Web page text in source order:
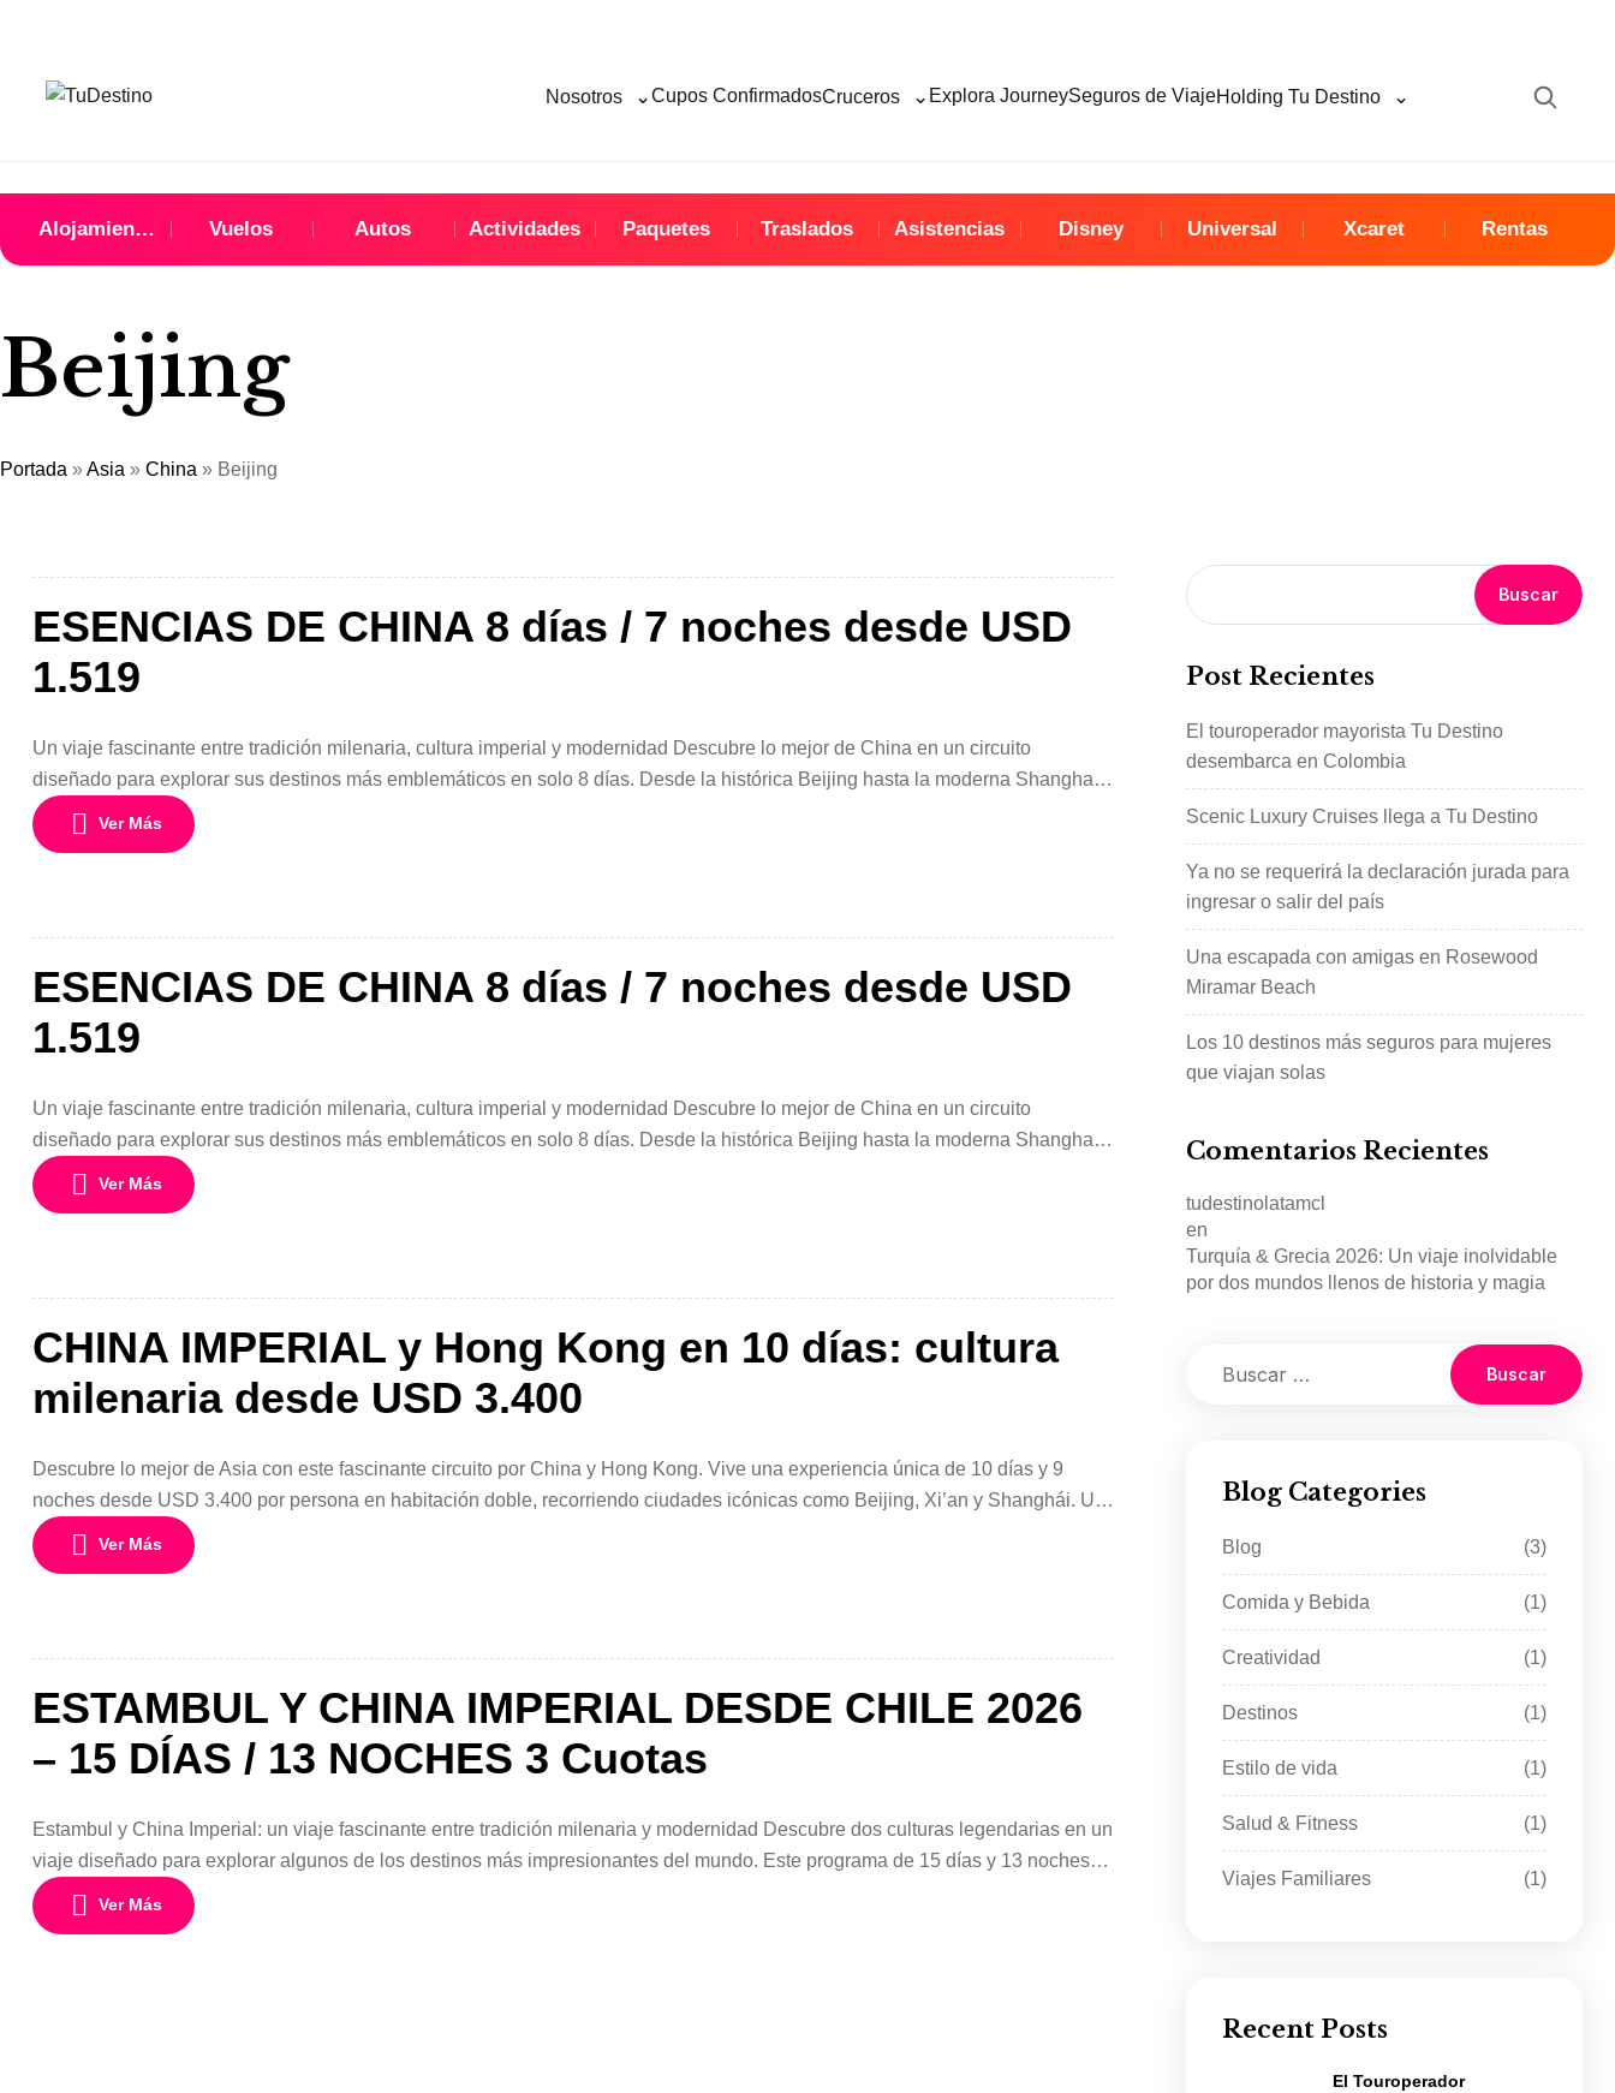
Nosotros ⌄Cupos ConfirmadosCruceros ⌄ Explora JourneySeguros de ViajeHolding Tu Destino ⌄
Alojamientos Vuelos Autos Actividades Paquetes Traslados Asistencias Disney Universal Xcaret Rentas
Beijing
Portada »Asia » China » Beijing
ESENCIAS DE CHINA 8 días / 7 noches desde USD
1.519
Un viaje fascinante entre tradición milenaria, cultura imperial y modernidad Descubre lo mejor de China en un circuito
diseñado para explorar sus destinos más emblemáticos en solo 8 días. Desde la histórica Beijing hasta la moderna Shanghai,
pasando por la ancestral Xian, este viaje te llevará por un recorrido inolvidable lleno de contrastes, historia y […]
Ver Más
ESENCIAS DE CHINA 8 días / 7 noches desde USD
1.519
Un viaje fascinante entre tradición milenaria, cultura imperial y modernidad Descubre lo mejor de China en un circuito
diseñado para explorar sus destinos más emblemáticos en solo 8 días. Desde la histórica Beijing hasta la moderna Shanghai,
pasando por la ancestral Xian, este viaje te llevará por un recorrido inolvidable lleno de contrastes, historia y […]
Ver Más
CHINA IMPERIAL y Hong Kong en 10 días: cultura
milenaria desde USD 3.400
Descubre lo mejor de Asia con este fascinante circuito por China y Hong Kong. Vive una experiencia única de 10 días y 9
noches desde USD 3.400 por persona en habitación doble, recorriendo ciudades icónicas como Beijing, Xi’an y Shanghái. Un
viaje que combina historia, cultura, gastronomía y modernidad en uno de los destinos más […]
Ver Más
ESTAMBUL Y CHINA IMPERIAL DESDE CHILE 2026
– 15 DÍAS / 13 NOCHES 3 Cuotas
Estambul y China Imperial: un viaje fascinante entre tradición milenaria y modernidad Descubre dos culturas legendarias en un
viaje diseñado para explorar algunos de los destinos más impresionantes del mundo. Este programa de 15 días y 13 noches
desde Chile combina la riqueza histórica de Estambul con los tesoros imperiales de China, recorriendo ciudades
emblemáticas […]
Ver Más
Buscar
Post Recientes
El touroperador mayorista Tu Destino
desembarca en Colombia
Scenic Luxury Cruises llega a Tu Destino
Ya no se requerirá la declaración jurada para
ingresar o salir del país
Una escapada con amigas en Rosewood
Miramar Beach
Los 10 destinos más seguros para mujeres
que viajan solas
Comentarios Recientes
tudestinolatamcl
en
Turquía & Grecia 2026: Un viaje inolvidable
por dos mundos llenos de historia y magia
Blog Categories
Blog (3)
Comida y Bebida (1)
Creatividad (1)
Destinos (1)
Estilo de vida (1)
Salud & Fitness (1)
Viajes Familiares (1)
Recent Posts
El Touroperador